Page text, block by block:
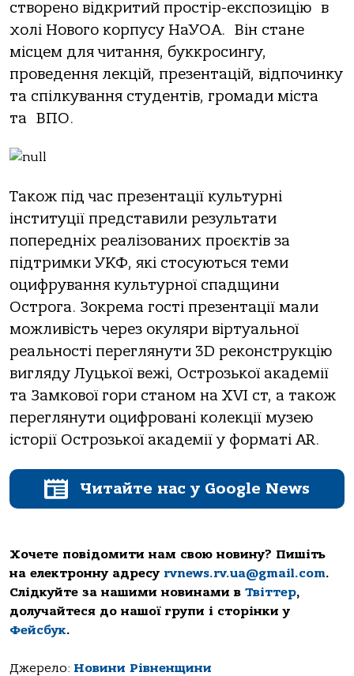
створено відкритий простір-експозицію в
холі Нового корпусу НаУОА. Він стане
місцем для читання, буккросингу,
проведення лекцій, презентацій, відпочинку
та спілкування студентів, громади міста
та ВПО.
Також під час презентації культурні
інституції представили результати
попередніх реалізованих проєктів за
підтримки УКФ, які стосуються теми
оцифрування культурної спадщини
Острога. Зокрема гості презентації мали
можливість через окуляри віртуальної
реальності переглянути 3D реконструкцію
вигляду Луцької вежі, Острозької академії
та Замкової гори станом на XVI ст, а також
переглянути оцифровані колекції музею
історії Острозької академії у форматі AR.
Читайте нас у Google News
Хочете повідомити нам свою новину? Пишіть
на електронну адресу rvnews.rv.ua@gmail.com.
Слідкуйте за нашими новинами в Твіттер,
долучайтеся до нашої групи і сторінки у
Фейсбук.
Джерело: Новини Рівненщини